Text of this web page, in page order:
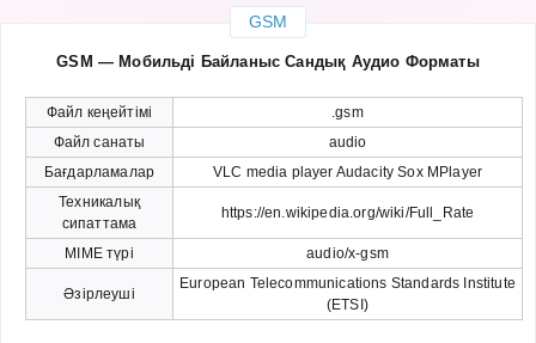
GSM
GSM — Мобильді Байланыс Сандық Аудио Форматы
Файл кеңейтімі
.gsm
Файл санаты
audio
Бағдарламалар
VLC media player Audacity Sox MPlayer
Техникалық
сипаттама
https://en.wikipedia.org/wiki/Full_Rate
MIME түрі audio/x-gsm
Әзірлеуші
European Telecommunications Standards Institute
(ETSI)